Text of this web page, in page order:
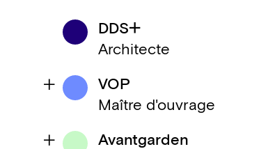
DDS+
Architecte
VOP
Maître d'ouvrage
Avantgarden